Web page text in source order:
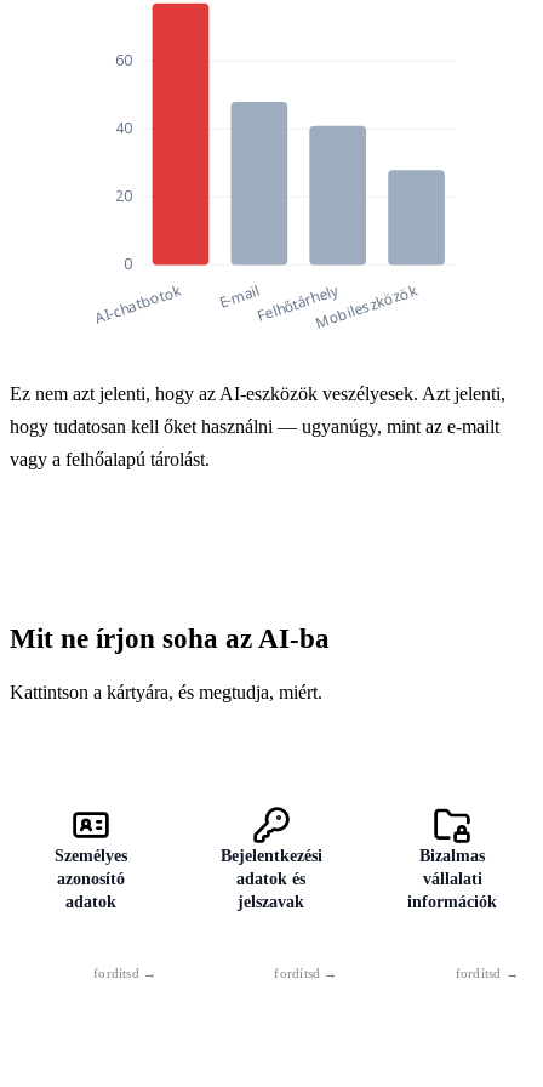
Vállalati adatszivárgások forrásai
AI-chatbotok
Ez nem azt jelenti, hogy az AI-eszközök veszélyesek. Azt jelenti,
hogy tudatosan kell őket használni — ugyanúgy, mint az e-mailt
vagy a felhőalapú tárolást.
Mit ne írjon soha az AI-ba
Kattintson a kártyára, és megtudja, miért.
Személyes
azonosító
adatok
Bejelentkezési
adatok és
jelszavak
Bizalmas
vállalati
információk